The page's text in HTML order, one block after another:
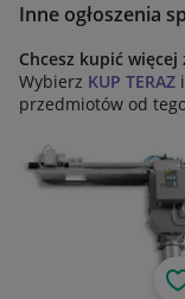
Inne ogłoszenia
Chcesz kupić
Wybierz KUP TERAZ
przedmiotów od